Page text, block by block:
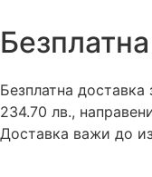
Безплатна
234.70 лв.,
Доставка важи до